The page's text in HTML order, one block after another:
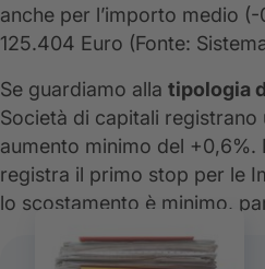
anche per l’importo medio
125.404 Euro (Fonte:
Se guardiamo alla tipologia
Società di capitali
aumento minimo del
registra il primo stop per le
lo scostamento è minimo,